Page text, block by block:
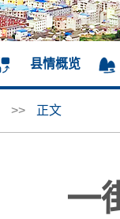
县情概览
>> 正文
一